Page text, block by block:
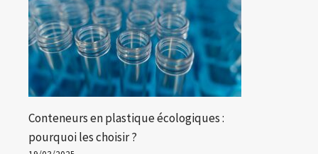
Conteneurs en plastique écologiques :
pourquoi les choisir ?